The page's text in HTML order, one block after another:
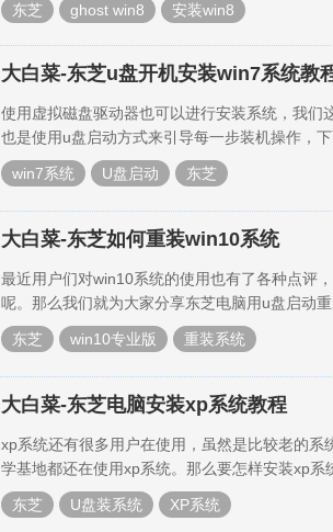
东芝 ghost win8 安装win8
大白菜-东芝u盘开机安装win7系统教
使用虚拟磁盘驱动器也可以进行安装系统，我
也是使用u盘启动方式来引导每一步装机操作，下
win7系统 U盘启动 东芝
大白菜-东芝如何重装win10系统
最近用户们对win10系统的使用也有了各种点评
呢。那么我们就为大家分享东芝电脑用u盘启动
东芝 win10专业版 重装系统
大白菜-东芝电脑安装xp系统教程
xp系统还有很多用户在使用，虽然是比较老的
学基地都还在使用xp系统。那么要怎样安装xp系
东芝 U盘装系统 XP系统